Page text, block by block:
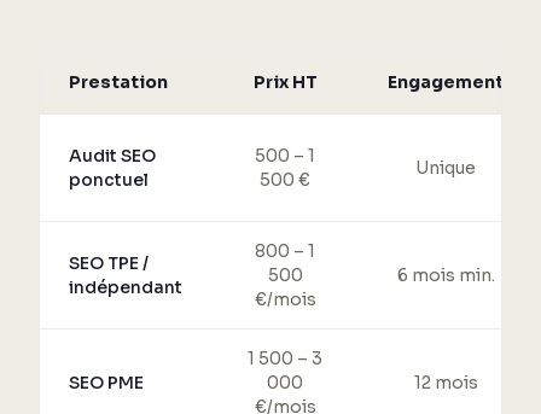
Prestation Prix HT Engagement
Audit SEO
ponctuel
500 – 1
500 €
Unique
SEO TPE /
indépendant
800 – 1
500
€/mois
6 mois min.
SEO PME
1 500 – 3
000
€/mois
12 mois